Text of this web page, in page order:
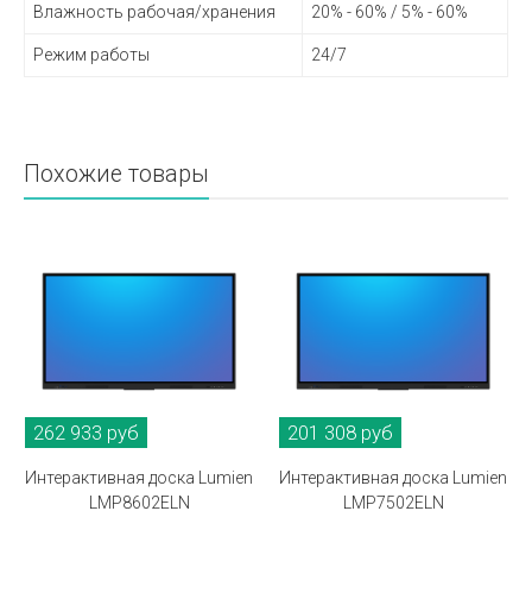
Влажность рабочая/хранения 20% - 60% / 5% - 60%
Режим работы 24/7
Похожие товары
262 933 руб
Интерактивная доска Lumien
LMP8602ELN
201 308 руб
Интерактивная доска Lumien
LMP7502ELN